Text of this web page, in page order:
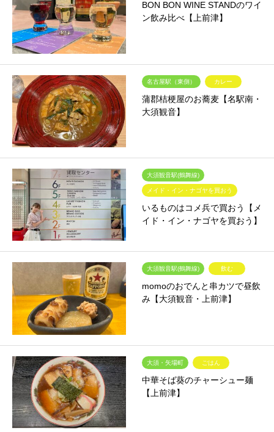
BON BON WINE STANDのワイ
ン飲み比べ【上前津】
名古屋駅（東側） カレー
蒲郡桔梗屋のお蕎麦【名駅南・
大須観音】
大須観音駅(鶴舞線)
メイド・イン・ナゴヤを買おう
いるものはコメ兵で買おう【メ
イド・イン・ナゴヤを買おう】
大須観音駅(鶴舞線) 飲む
momoのおでんと串カツで昼飲
み【大須観音・上前津】
大須・矢場町 ごはん
中華そば葵のチャーシュー麺
【上前津】